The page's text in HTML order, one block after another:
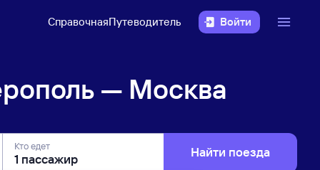
СправочнаяПутеводитель Войти
— Москва
Кто едет Найти поезда